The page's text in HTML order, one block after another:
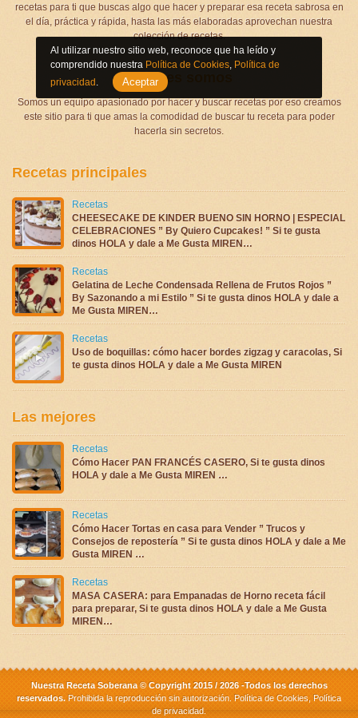
recetas para ti que buscas algo que hacer y preparar esa receta sabrosa en
el día, práctica y rápida, hasta las más elaboradas aprovechan nuestra
colección de recetas.
Quienes somos
Somos un equipo apasionado por hacer y buscar recetas por eso creamos
este sitio para ti que amas la comodidad de buscar tu receta para poder
hacerla sin secretos.
Recetas principales
Recetas
CHEESECAKE DE KINDER BUENO SIN HORNO | ESPECIAL
CELEBRACIONES ” By Quiero Cupcakes! ” Si te gusta
dinos HOLA y dale a Me Gusta MIREN…
Recetas
Gelatina de Leche Condensada Rellena de Frutos Rojos ”
By Sazonando a mi Estilo ” Si te gusta dinos HOLA y dale a
Me Gusta MIREN…
Recetas
Uso de boquillas: cómo hacer bordes zigzag y caracolas, Si
te gusta dinos HOLA y dale a Me Gusta MIREN
Las mejores
Recetas
Cómo Hacer PAN FRANCÉS CASERO, Si te gusta dinos
HOLA y dale a Me Gusta MIREN …
Recetas
Cómo Hacer Tortas en casa para Vender ” Trucos y
Consejos de repostería ” Si te gusta dinos HOLA y dale a Me
Gusta MIREN …
Recetas
MASA CASERA: para Empanadas de Horno receta fácil
para preparar, Si te gusta dinos HOLA y dale a Me Gusta
MIREN…
Nuestra Receta Soberana © Copyright 2015 / 2026 -Todos los derechos
reservados. Prohibida la reproducción sin autorización. Política de Cookies, Política
de privacidad.
Al utilizar nuestro sitio web, reconoce que ha leído y
comprendido nuestra Política de Cookies, Política de
privacidad. Aceptar